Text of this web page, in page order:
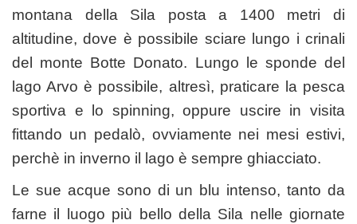
montana della Sila posta a 1400 metri di
altitudine, dove è possibile sciare lungo i crinali
del monte Botte Donato. Lungo le sponde del
lago Arvo è possibile, altresì, praticare la pesca
sportiva e lo spinning, oppure uscire in visita
fittando un pedalò, ovviamente nei mesi estivi,
perchè in inverno il lago è sempre ghiacciato.
Le sue acque sono di un blu intenso, tanto da
farne il luogo più bello della Sila nelle giornate